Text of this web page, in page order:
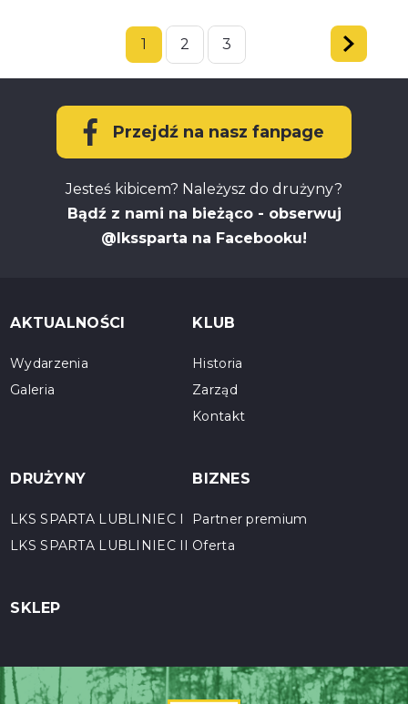
1 2 3 Następna
strona
»
Przejdź na nasz fanpage
Jesteś kibicem? Należysz do drużyny?
Bądź z nami na bieżąco - obserwuj
@lkssparta na Facebooku!
AKTUALNOŚCI
Wydarzenia
Galeria
KLUB
Historia
Zarząd
Kontakt
DRUŻYNY
LKS SPARTA LUBLINIEC I
LKS SPARTA LUBLINIEC II
BIZNES
Partner premium
Oferta
SKLEP